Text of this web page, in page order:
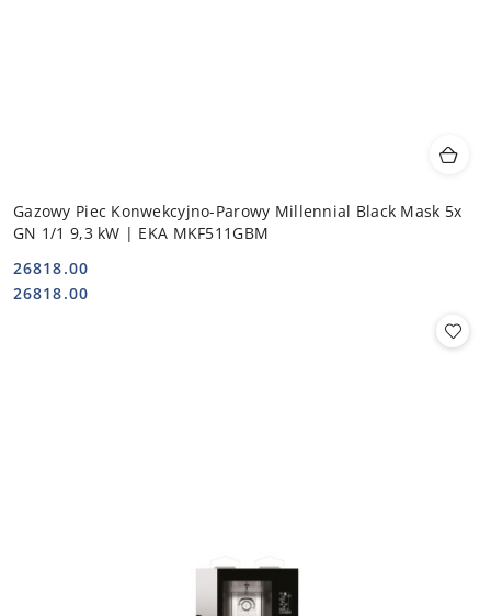
Gazowy Piec Konwekcyjno-Parowy Millennial Black Mask 5x
GN 1/1 9,3 kW | EKA MKF511GBM
Cena:
26818.00
Cena:
26818.00